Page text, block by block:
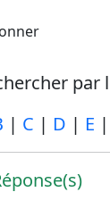
par
| C | D | E |